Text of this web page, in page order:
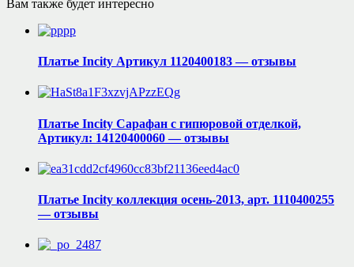
Вам также будет интересно
Платье Incity Артикул 1120400183 — отзывы
Платье Incity Сарафан с гипюровой отделкой,
Артикул: 14120400060 — отзывы
Платье Incity коллекция осень-2013, арт. 1110400255
— отзывы